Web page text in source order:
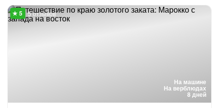
На машине
На верблюдах
8 дней
5 отзывов